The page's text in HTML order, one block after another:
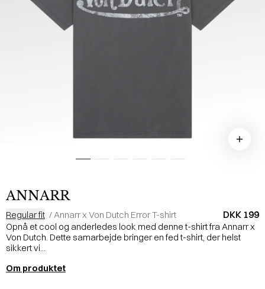
ANNARR
Regular fit /Annarr x Von Dutch Error T-shirt DKK 199
Opnå et cool og anderledes look med denne t-shirt fra Annarr x
Von Dutch. Dette samarbejde bringer en fed t-shirt, der helst
sikkert vi...
Om produktet